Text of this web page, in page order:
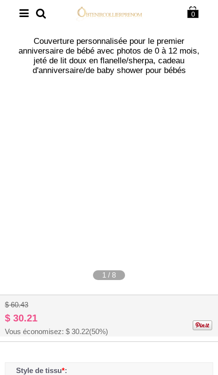
0
Couverture personnalisée pour le premier
anniversaire de bébé avec photos de 0 à 12 mois,
jeté de lit doux en flanelle/sherpa, cadeau
d'anniversaire/de baby shower pour bébés
1 / 8
$ 60.43
$ 30.21
Vous économisez: $ 30.22(50%)
Style de tissu*: